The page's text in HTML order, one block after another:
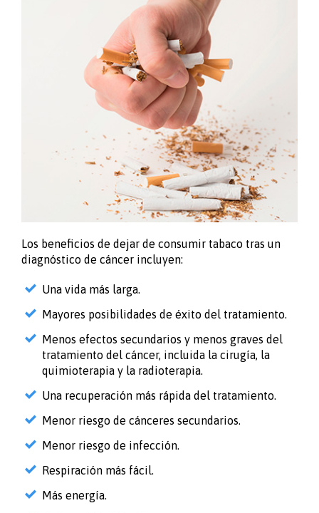
Los beneficios de dejar de consumir tabaco tras un
diagnóstico de cáncer incluyen:
Una vida más larga.
Mayores posibilidades de éxito del tratamiento.
Menos efectos secundarios y menos graves del
tratamiento del cáncer, incluida la cirugía, la
quimioterapia y la radioterapia.
Una recuperación más rápida del tratamiento.
Menor riesgo de cánceres secundarios.
Menor riesgo de infección.
Respiración más fácil.
Más energía.